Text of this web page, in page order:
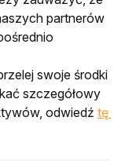
partnerów
swoje środki
szczegółowy
odwiedź tę